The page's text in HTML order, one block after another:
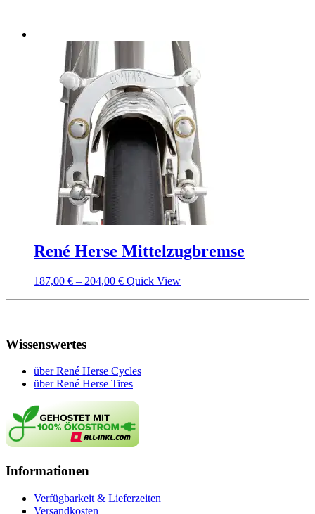
René Herse Mittelzugbremse
187,00 € – 204,00 € Quick View
Wissenswertes
über René Herse Cycles
über René Herse Tires
Informationen
Verfügbarkeit & Lieferzeiten
Versandkosten